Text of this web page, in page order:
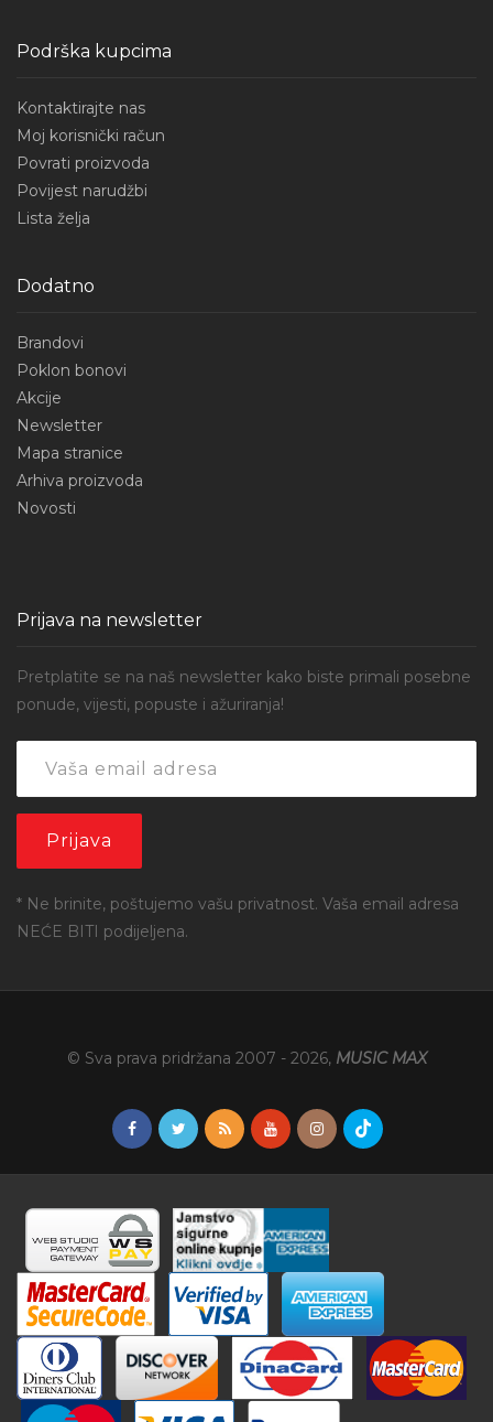
Podrška kupcima
Kontaktirajte nas
Moj korisnički račun
Povrati proizvoda
Povijest narudžbi
Lista želja
Dodatno
Brandovi
Poklon bonovi
Akcije
Newsletter
Mapa stranice
Arhiva proizvoda
Novosti
Prijava na newsletter
Pretplatite se na naš newsletter kako biste primali posebne
ponude, vijesti, popuste i ažuriranja!
* Ne brinite, poštujemo vašu privatnost. Vaša email adresa
NEĆE BITI podijeljena.
© Sva prava pridržana 2007 - 2026, MUSIC MAX